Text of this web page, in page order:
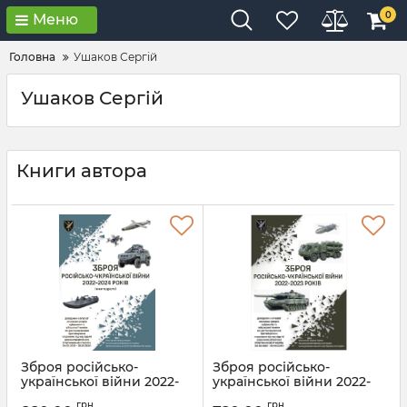
Меню 0
Головна Ушаков Сергій
Ушаков Сергій
Книги автора
Зброя російсько-
української війни 2022-
Зброя російсько-
української війни 2022-